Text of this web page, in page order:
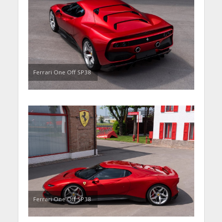
Ferrari One Off SP38
Ferrari One Off SP38